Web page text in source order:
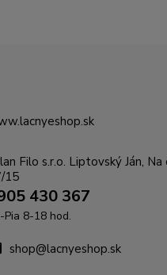
Filo s.r.o. Liptovský Ján,
15
430 367
Pia 8-18 hod.
shop@lacnyeshop.sk